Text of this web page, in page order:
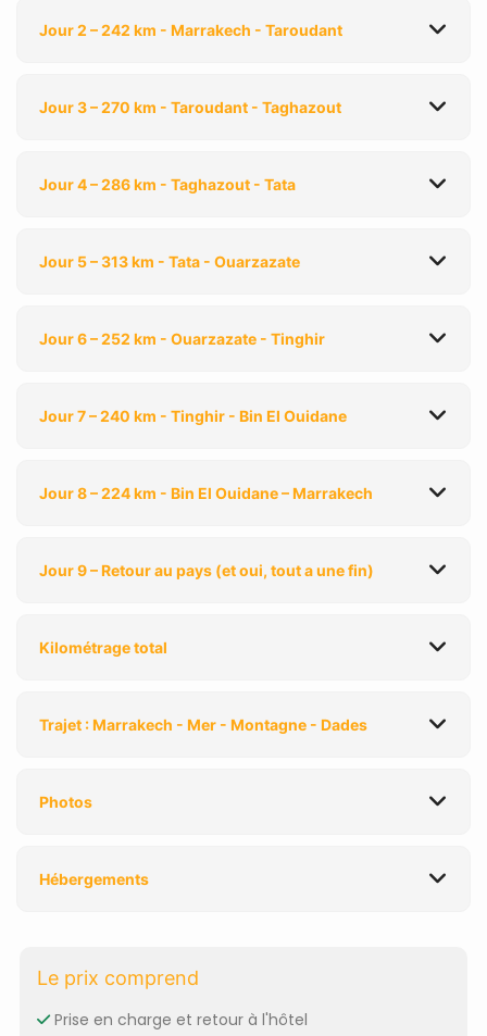
Jour 2 – 242 km - Marrakech - Taroudant
Jour 3 – 270 km - Taroudant - Taghazout
Jour 4 – 286 km - Taghazout - Tata
Jour 5 – 313 km - Tata - Ouarzazate
Jour 6 – 252 km - Ouarzazate - Tinghir
Jour 7 – 240 km - Tinghir - Bin El Ouidane
Jour 8 – 224 km - Bin El Ouidane – Marrakech
Jour 9 – Retour au pays (et oui, tout a une fin)
Kilométrage total
Trajet : Marrakech - Mer - Montagne - Dades
Photos
Hébergements
Le prix comprend
Prise en charge et retour à l'hôtel